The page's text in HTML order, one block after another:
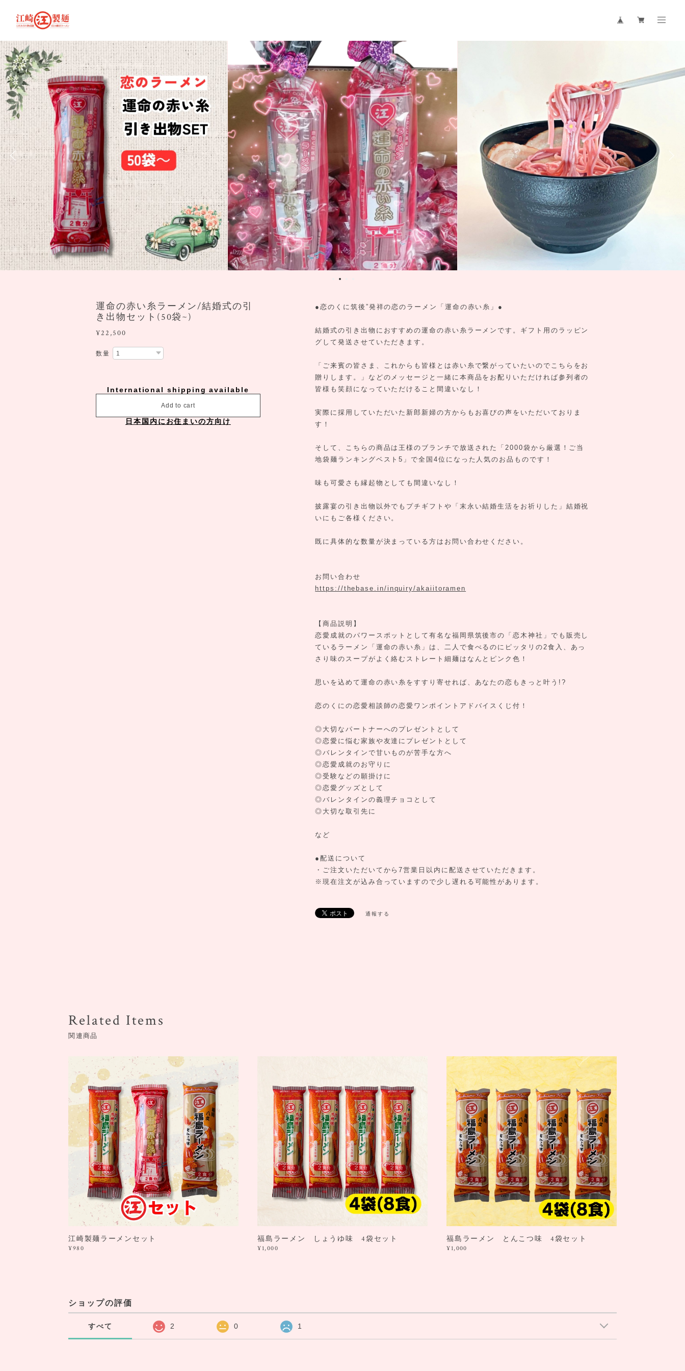
運命の赤い糸ラーメン/結婚式の引
き出物セット(50袋~)
¥22,500
数量
International shipping available
Add to cart
日本国内にお住まいの方向け
●恋のくに筑後”発祥の恋のラーメン「運命の赤い糸」●
結婚式の引き出物におすすめの運命の赤い糸ラーメンです。ギフト用のラッピン
グして発送させていただきます。
「ご来賓の皆さま、これからも皆様とは赤い糸で繋がっていたいのでこちらをお
贈りします。」などのメッセージと一緒に本商品をお配りいただければ参列者の
皆様も笑顔になっていただけること間違いなし！
実際に採用していただいた新郎新婦の方からもお喜びの声をいただいておりま
す！
そして、こちらの商品は王様のブランチで放送された「2000袋から厳選！ご当
地袋麺ランキングベスト5」で全国4位になった人気のお品ものです！
味も可愛さも縁起物としても間違いなし！
披露宴の引き出物以外でもプチギフトや「末永い結婚生活をお祈りした」結婚祝
いにもご各様ください。
既に具体的な数量が決まっている方はお問い合わせください。
お問い合わせ
https://thebase.in/inquiry/akaiitoramen
【商品説明】
恋愛成就のパワースポットとして有名な福岡県筑後市の「恋木神社」でも販売し
ているラーメン「運命の赤い糸」は、二人で食べるのにピッタリの2食入、あっ
さり味のスープがよく絡むストレート細麺はなんとピンク色！
思いを込めて運命の赤い糸をすすり寄せれば、あなたの恋もきっと叶う!?
恋のくにの恋愛相談師の恋愛ワンポイントアドバイスくじ付！
◎大切なパートナーへのプレゼントとして
◎恋愛に悩む家族や友達にプレゼントとして
◎バレンタインで甘いものが苦手な方へ
◎恋愛成就のお守りに
◎受験などの願掛けに
◎恋愛グッズとして
◎バレンタインの義理チョコとして
◎大切な取引先に
など
●配送について
・ご注文いただいてから7営業日以内に配送させていただきます。
※現在注文が込み合っていますので少し遅れる可能性があります。
通報する
Related Items
関連商品
江崎製麺ラーメンセット
¥980
福島ラーメン しょうゆ味 4袋セット
¥1,000
福島ラーメン とんこつ味 4袋セット
¥1,000
ショップの評価
すべて 2 0 1